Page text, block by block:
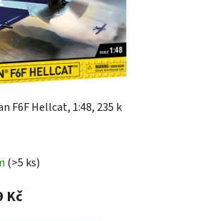
F6F Hellcat, 1:48, 235 k
(>5 ks)
Kč